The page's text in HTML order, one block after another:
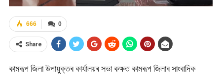
0
666
Share
কামৰূপ জিলা উপায়ুক্তৰ ‍কাৰ্যালয়ৰ সভা কক্ষত কামৰূপ জিলাৰ সাংবাদিক